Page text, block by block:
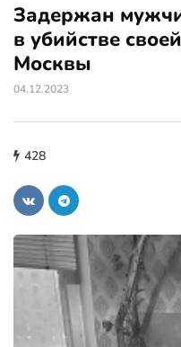
Задержан
в убийстве
Москвы
04.12.2023
428